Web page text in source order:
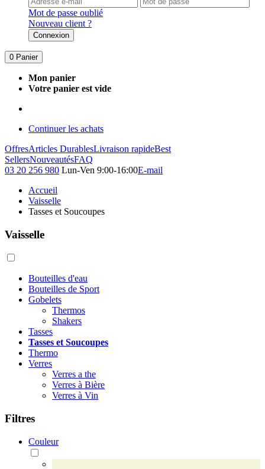
Mot de passe oublié
Nouveau client ?
Connexion
0 Panier
Mon panier
Votre panier est vide
Continuer les achats
OffresArticles DurablesLivraison rapideBest
SellersNouveautésFAQ
03 20 256 980 Lun-Ven 9:00-16:00E-mail
Accueil
Vaisselle
Tasses et Soucoupes
Vaisselle
Bouteilles d'eau
Bouteilles de Sport
Gobelets
Thermos
Shakers
Tasses
Tasses et Soucoupes
Thermo
Verres
Verres a the
Verres à Bière
Verres à Vin
Filtres
Couleur